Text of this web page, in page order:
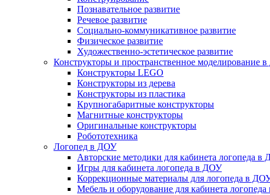
Познавательное развитие
Речевое развитие
Социально-коммуникативное развитие
Физическое развитие
Художественно-эстетическое развитие
Конструкторы и пространственное моделирование
Конструкторы LEGO
Конструкторы из дерева
Конструкторы из пластика
Крупногабаритные конструкторы
Магнитные конструкторы
Оригинальные конструкторы
Робототехника
Логопед в ДОУ
Авторские методики для кабинета логопеда в
Игры для кабинета логопеда в ДОУ
Коррекционные материалы для логопеда в
Мебель и оборудование для кабинета